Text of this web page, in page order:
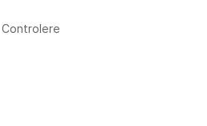
Controlere